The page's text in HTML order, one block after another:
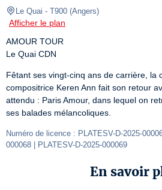
Le Quai - T900 (Angers)
Afficher le plan
AMOUR TOUR
Le Quai CDN
Fêtant ses vingt-cinq ans de carrière, la
compositrice Keren Ann fait son retour
attendu : Paris Amour, dans lequel on
ses balades mélancoliques.
Numéro de licence : PLATESV-D-2025-
000068 | PLATESV-D-2025-000069
En savoir